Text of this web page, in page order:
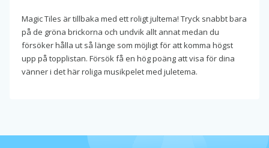
Magic Tiles är tillbaka med ett roligt jultema! Tryck snabbt bara
på de gröna brickorna och undvik allt annat medan du
försöker hålla ut så länge som möjligt för att komma högst
upp på topplistan. Försök få en hög poäng att visa för dina
vänner i det här roliga musikpelet med juletema.